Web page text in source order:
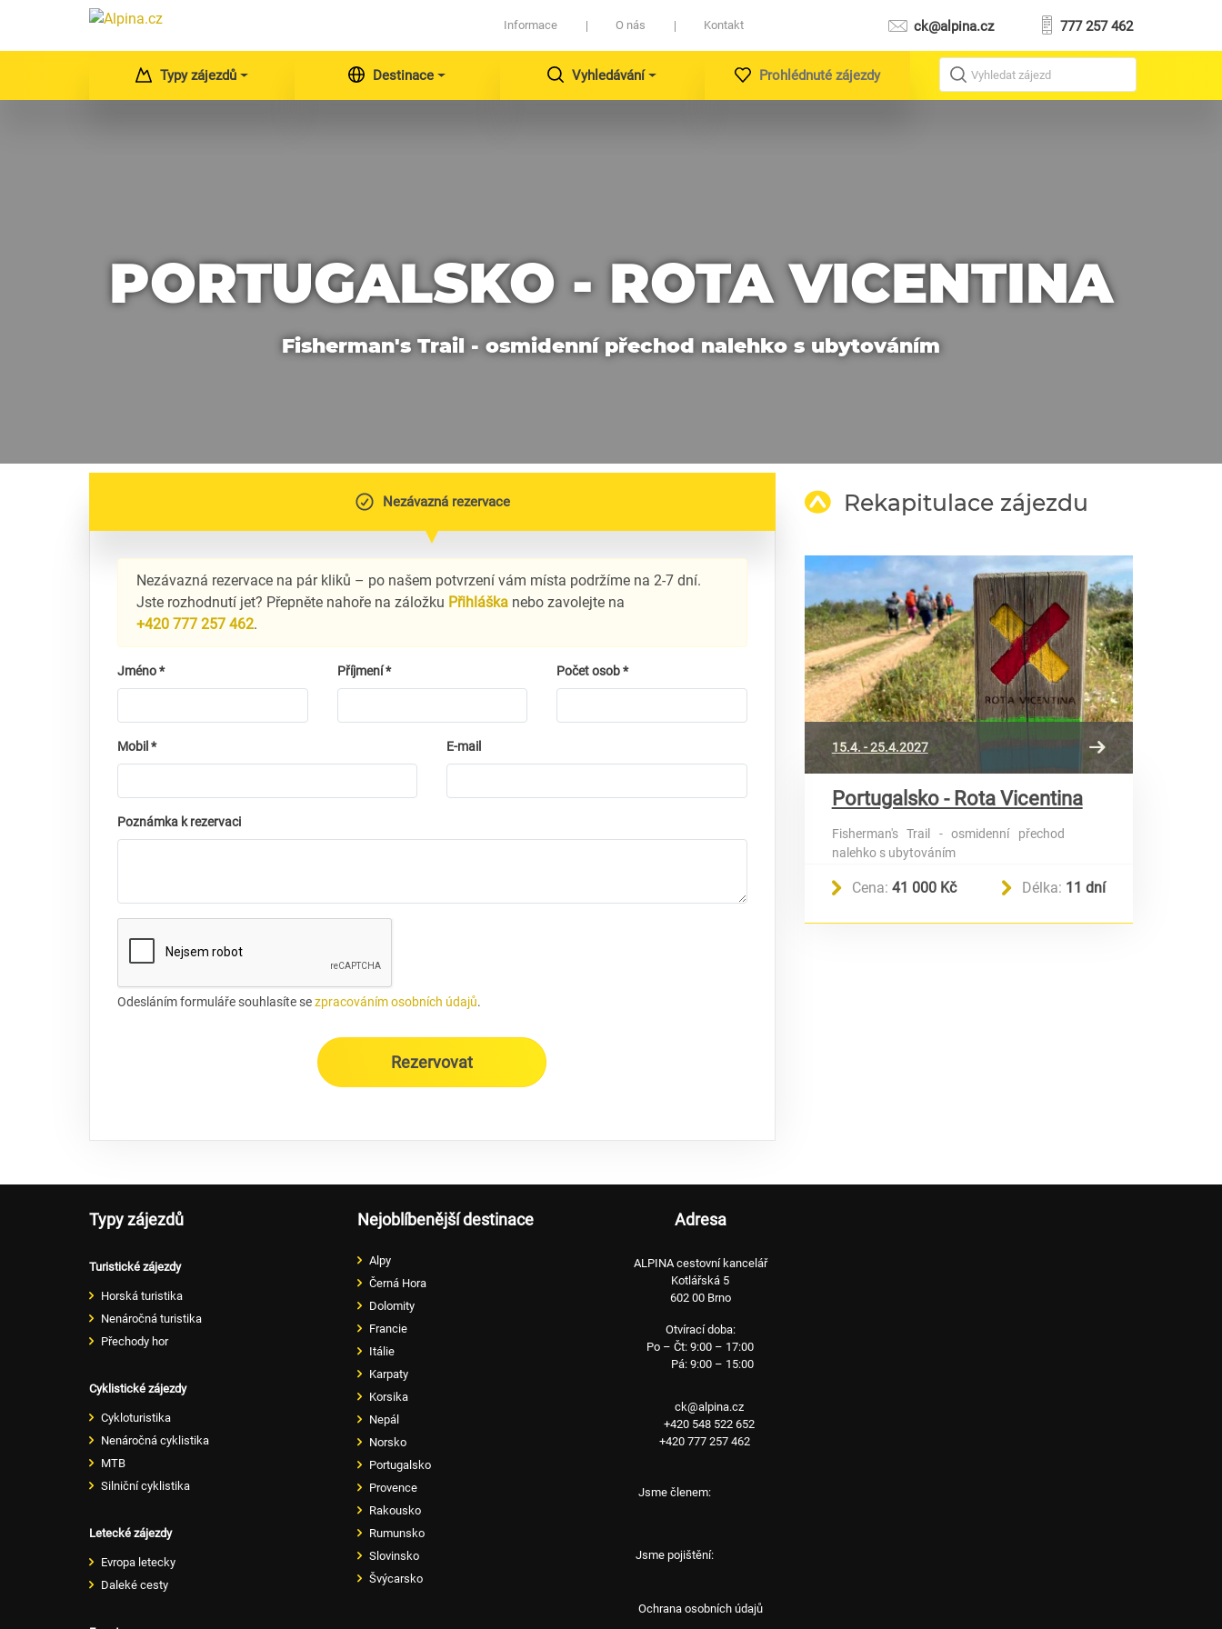
Informace O nás Kontakt ck@alpina.cz 777 257 462
Typy zájezdů Destinace Vyhledávání Prohlédnuté zájezdy Vyhledat zájezd
PORTUGALSKO - ROTA VICENTINA
Fisherman's Trail - osmidenní přechod nalehko s ubytováním
Rekapitulace zájezdu
15.4. - 25.4.2027
Portugalsko - Rota Vicentina
Fisherman's Trail - osmidenní přechod
nalehko s ubytováním
Cena: 41 000 Kč Délka: 11 dní
Nezávazná rezervace
Nezávazná rezervace na pár kliků – po našem potvrzení vám místa podržíme na 2-7 dní.
Jste rozhodnutí jet? Přepněte nahoře na záložku Přihláška nebo zavolejte na
+420 777 257 462.
Jméno * Příjmení * Počet osob *
Mobil * E-mail
Poznámka k rezervaci
Odesláním formuláře souhlasíte sezpracováním osobních údajů.
Rezervovat
Typy zájezdů
Turistické zájezdy
Horská turistika
Nenáročná turistika
Přechody hor
Cyklistické zájezdy
Cykloturistika
Nenáročná cyklistika
MTB
Silniční cyklistika
Letecké zájezdy
Evropa letecky
Daleké cesty
Nejoblíbenější destinace
Alpy
Černá Hora
Dolomity
Francie
Itálie
Karpaty
Korsika
Nepál
Norsko
Portugalsko
Provence
Rakousko
Rumunsko
Slovinsko
Švýcarsko
Adresa
ALPINA cestovní kancelář
Kotlářská 5
602 00 Brno
Otvírací doba:
Po – Čt: 9:00 – 17:00
Pá: 9:00 – 15:00
ck@alpina.cz
+420 548 522 652
+420 777 257 462
Jsme členem:
Jsme pojištění:
Ochrana osobních údajů